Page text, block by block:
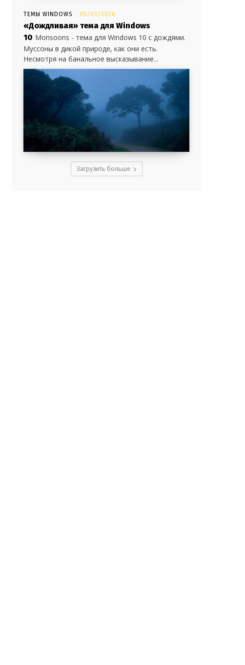
ТЕМЫ WINDOWS 05/03/2020
«Дождливая» тема для Windows
10 Monsoons - тема для Windows 10 с дождями.
Муссоны в дикой природе, как они есть.
Несмотря на банальное высказывание...
Загрузить больше